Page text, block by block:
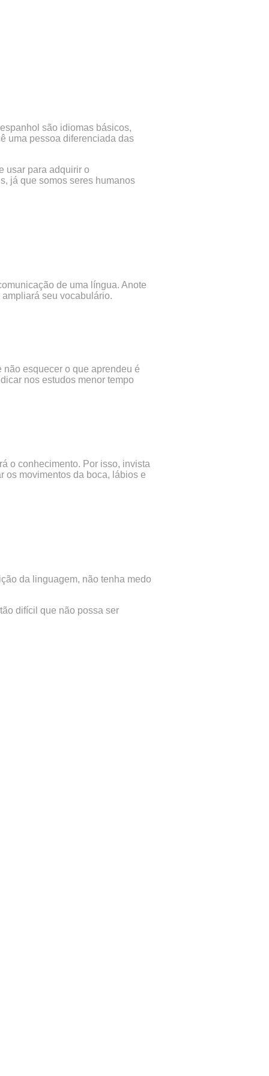
são idiomas básicos,
uma pessoa diferenciada das
usar para adquirir o
já que somos seres humanos
de uma língua. Anote
seu vocabulário.
esquecer o que aprendeu é
nos estudos menor tempo
o conhecimento. Por isso, invista
os movimentos da boca, lábios e
da linguagem, não tenha medo
difícil que não possa ser